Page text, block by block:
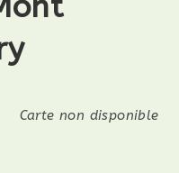
Carte non disponible